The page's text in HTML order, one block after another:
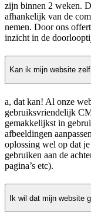
zijn binnen 2 weken.
afhankelijk van de
nemen. Door ons
inzicht in de
Kan ik mijn website
a, dat kan! Al onze
gebruiksvriendelijk
gemakkelijkst in
afbeeldingen
oplossing wel op dat
gebruiken aan de
pagina’s etc).
Ik wil dat mijn website